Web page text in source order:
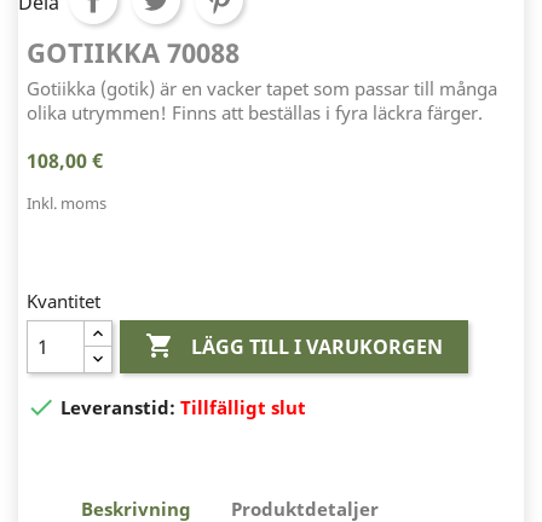
GOTIIKKA 70088
Gotiikka (gotik) är en vacker tapet som passar till många
olika utrymmen! Finns att beställas i fyra läckra färger.
108,00 €
Inkl. moms
Kvantitet
 LÄGG TILL I VARUKORGEN
 Leveranstid: Tillfälligt slut
Beskrivning
Produktdetaljer